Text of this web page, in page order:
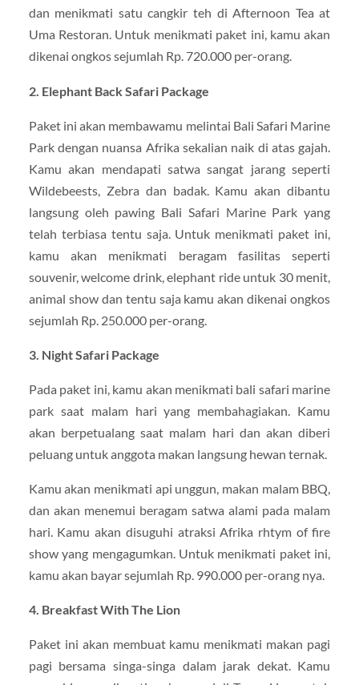
dan menikmati satu cangkir teh di Afternoon Tea at
Uma Restoran. Untuk menikmati paket ini, kamu akan
dikenai ongkos sejumlah Rp. 720.000 per-orang.
2. Elephant Back Safari Package
Paket ini akan membawamu melintai Bali Safari Marine
Park dengan nuansa Afrika sekalian naik di atas gajah.
Kamu akan mendapati satwa sangat jarang seperti
Wildebeests, Zebra dan badak. Kamu akan dibantu
langsung oleh pawing Bali Safari Marine Park yang
telah terbiasa tentu saja. Untuk menikmati paket ini,
kamu akan menikmati beragam fasilitas seperti
souvenir, welcome drink, elephant ride untuk 30 menit,
animal show dan tentu saja kamu akan dikenai ongkos
sejumlah Rp. 250.000 per-orang.
3. Night Safari Package
Pada paket ini, kamu akan menikmati bali safari marine
park saat malam hari yang membahagiakan. Kamu
akan berpetualang saat malam hari dan akan diberi
peluang untuk anggota makan langsung hewan ternak.
Kamu akan menikmati api unggun, makan malam BBQ,
dan akan menemui beragam satwa alami pada malam
hari. Kamu akan disuguhi atraksi Afrika rhtym of fire
show yang mengagumkan. Untuk menikmati paket ini,
kamu akan bayar sejumlah Rp. 990.000 per-orang nya.
4. Breakfast With The Lion
Paket ini akan membuat kamu menikmati makan pagi
pagi bersama singa-singa dalam jarak dekat. Kamu